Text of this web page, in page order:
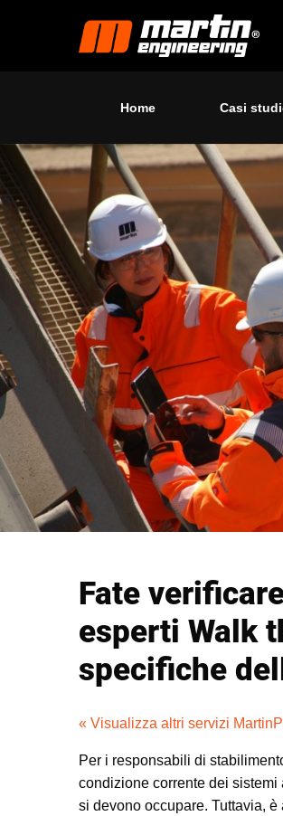
Home Casi
Fate
esperti Walk
specifiche
« Visualizza altri servizi
Per i responsabili di
condizione corrente dei
si devono occupare. Tuttavia,